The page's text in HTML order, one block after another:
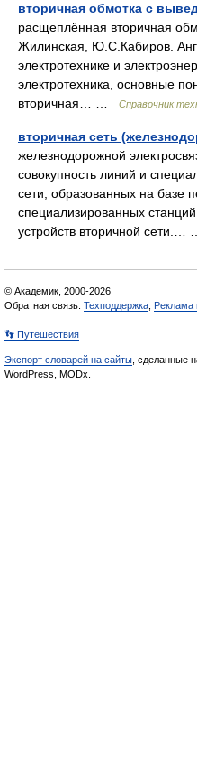
вторичная обмотка с
расщеплённая вторичная
Жилинская, Ю.С.Кабиров.
электротехнике и
электротехника, основные
вторичная… …
Справочник
вторичная сеть
железнодорожной
совокупность линий и
сети, образованных на базе
специализированных
устройств вторичной
© Академик, 2000-2026
Обратная связь: Техподдержка Реклама
👣 Путешествия
Экспорт словарей на сайты , сделанные
WordPress, MODx.